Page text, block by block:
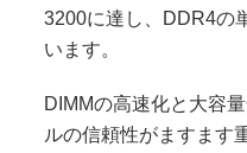
3200に達し、DDR4の
います。
DIMMの高速化と大容
ルの信頼性がますます